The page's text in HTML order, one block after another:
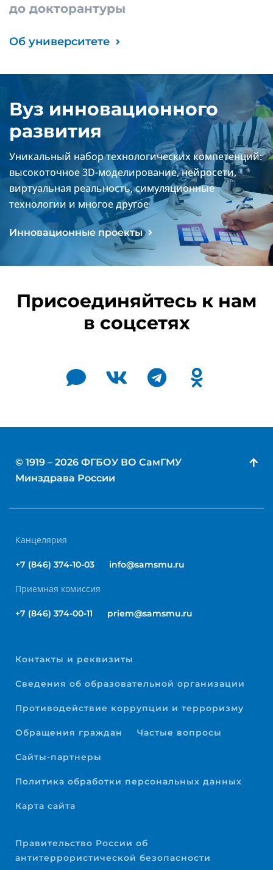
до докторантуры
Об университете
Вуз инновационного
развития
Уникальный набор технологических компетенций:
высокоточное 3D-моделирование, нейросети,
виртуальная реальность, симуляционные
технологии и многое другое
Инновационные проекты
Присоединяйтесь к нам
в соцсетях
© 1919 – 2026 ФГБОУ ВО СамГМУ
Минздрава России
Канцелярия
+7 (846) 374-10-03 info@samsmu.ru
Приемная комиссия
+7 (846) 374-00-11 priem@samsmu.ru
Контакты и реквизиты
Сведения об образовательной организации
Противодействие коррупции и терроризму
Обращения граждан Частые вопросы
Сайты-партнеры
Политика обработки персональных данных
Карта сайта
Правительство России об
антитеррористической безопасности